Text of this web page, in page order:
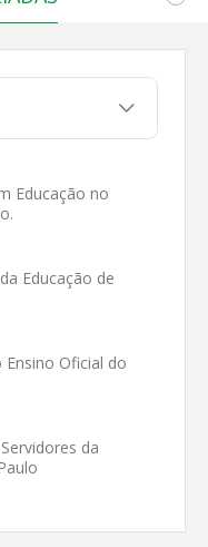
Educação no
Educação de
Oficial do
da